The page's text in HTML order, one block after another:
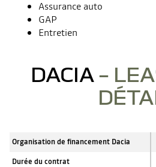
Assurance auto
GAP
Entretien
DACIA –
Organisation de financement Dacia
Durée du contrat